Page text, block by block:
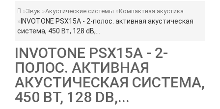
Звук Акустические системы Компактная акустика
INVOTONE PSX15A - 2-полос. активная акустическая
система, 450 Вт, 128 dB,...
INVOTONE PSX15A - 2-
ПОЛОС. АКТИВНАЯ
АКУСТИЧЕСКАЯ СИСТЕМА,
450 ВТ, 128 DB,...